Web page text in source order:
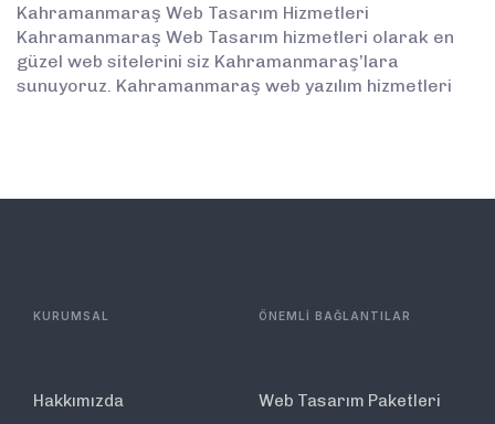
Kahramanmaraş Web Tasarım Hizmetleri
Kahramanmaraş Web Tasarım hizmetleri olarak en
güzel web sitelerini siz Kahramanmaraş’lara
sunuyoruz. Kahramanmaraş web yazılım hizmetleri
KURUMSAL
Hakkımızda
ÖNEMLİ BAĞLANTILAR
Web Tasarım Paketleri